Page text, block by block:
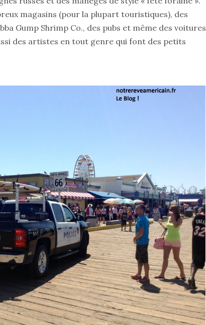
magasins (pour la plupart touristiques), des
Gump Shrimp Co., des pubs et même des voitures
des artistes en tout genre qui font des petits